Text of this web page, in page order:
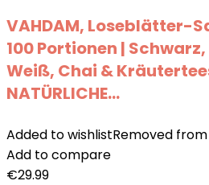
VAHDAM, Loseblätter-
100 Portionen |
Weiß, Chai &
NATÜRLICHE…
Added to wishlistRemoved
Add to compare
€29.99